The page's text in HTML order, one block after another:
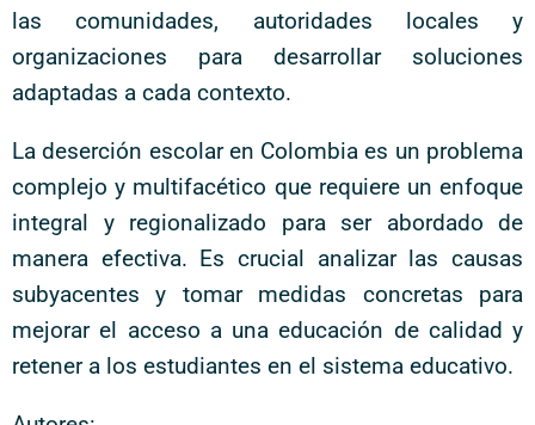
las comunidades, autoridades locales y
organizaciones para desarrollar soluciones
adaptadas a cada contexto.
La deserción escolar en Colombia es un problema
complejo y multifacético que requiere un enfoque
integral y regionalizado para ser abordado de
manera efectiva. Es crucial analizar las causas
subyacentes y tomar medidas concretas para
mejorar el acceso a una educación de calidad y
retener a los estudiantes en el sistema educativo.